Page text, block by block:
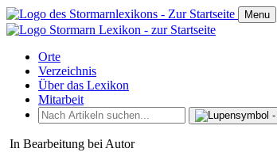
Menu
Orte
Verzeichnis
Über das Lexikon
Mitarbeit
In Bearbeitung bei Autor